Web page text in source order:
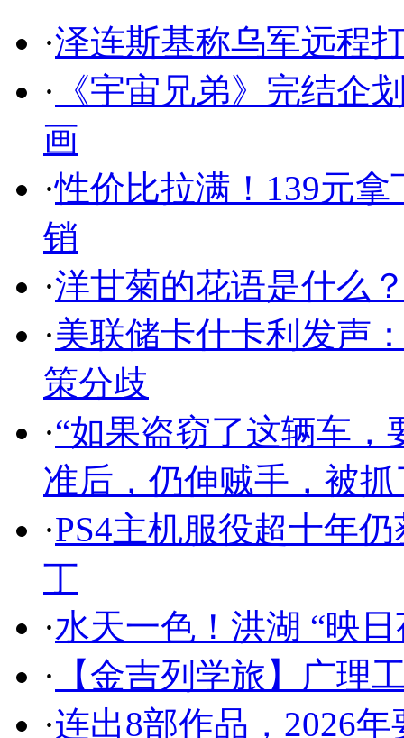
·泽连斯基称乌军远程
· 《宇宙兄弟》完结企
画
·性价比拉满！139元
销
·洋甘菊的花语是什么
·美联储卡什卡利发声
策分歧
·“如果盗窃了这辆车，
准后，仍伸贼手，被抓
·PS4主机服役超十年
丁
·水天一色！洪湖 “映
· 【金吉列学旅】广理
·连出8部作品，2026